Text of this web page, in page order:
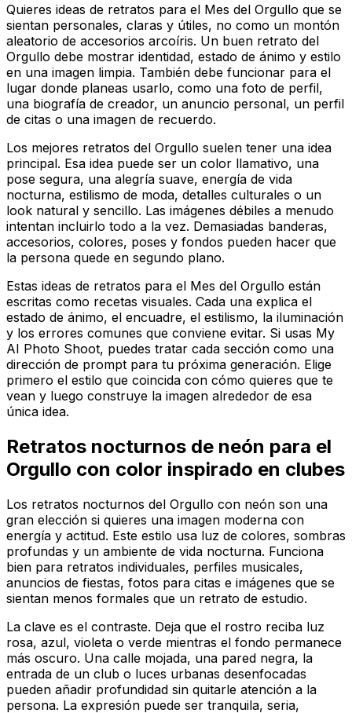
Quieres ideas de retratos para el Mes del Orgullo que se
sientan personales, claras y útiles, no como un montón
aleatorio de accesorios arcoíris. Un buen retrato del
Orgullo debe mostrar identidad, estado de ánimo y estilo
en una imagen limpia. También debe funcionar para el
lugar donde planeas usarlo, como una foto de perfil,
una biografía de creador, un anuncio personal, un perfil
de citas o una imagen de recuerdo.
Los mejores retratos del Orgullo suelen tener una idea
principal. Esa idea puede ser un color llamativo, una
pose segura, una alegría suave, energía de vida
nocturna, estilismo de moda, detalles culturales o un
look natural y sencillo. Las imágenes débiles a menudo
intentan incluirlo todo a la vez. Demasiadas banderas,
accesorios, colores, poses y fondos pueden hacer que
la persona quede en segundo plano.
Estas ideas de retratos para el Mes del Orgullo están
escritas como recetas visuales. Cada una explica el
estado de ánimo, el encuadre, el estilismo, la iluminación
y los errores comunes que conviene evitar. Si usas My
AI Photo Shoot, puedes tratar cada sección como una
dirección de prompt para tu próxima generación. Elige
primero el estilo que coincida con cómo quieres que te
vean y luego construye la imagen alrededor de esa
única idea.
Retratos nocturnos de neón para el
Orgullo con color inspirado en clubes
Los retratos nocturnos del Orgullo con neón son una
gran elección si quieres una imagen moderna con
energía y actitud. Este estilo usa luz de colores, sombras
profundas y un ambiente de vida nocturna. Funciona
bien para retratos individuales, perfiles musicales,
anuncios de fiestas, fotos para citas e imágenes que se
sientan menos formales que un retrato de estudio.
La clave es el contraste. Deja que el rostro reciba luz
rosa, azul, violeta o verde mientras el fondo permanece
más oscuro. Una calle mojada, una pared negra, la
entrada de un club o luces urbanas desenfocadas
pueden añadir profundidad sin quitarle atención a la
persona. La expresión puede ser tranquila, seria,